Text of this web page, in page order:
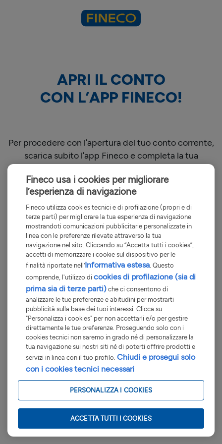
APRI IL CONTO
CON L’APP FINECO!
Per procedere con l’apertura del tuo conto corrente,
scarica subito l’app Fineco e completa la tua
Ricordati di inserire il codice FINECO-FZper
ottenere la tua promozione.
Fineco usa i cookies per migliorare
l’esperienza di navigazione
Fineco utilizza cookies tecnici e di profilazione (propri e di
terze parti) per migliorare la tua esperienza di navigazione
mostrandoti comunicazioni pubblicitarie personalizzate in
linea con le preferenze rilevate attraverso la tua
navigazione nel sito. Cliccando su “Accetta tutti i cookies”,
accetti di memorizzare i cookie sul dispositivo per le
finalità riportate nell’Informativa estesa. Questo
comprende, l'utilizzo di cookies di profilazione (sia di
prima sia di terze parti)che ci consentono di
analizzare le tue preferenze e abitudini per mostrarti
pubblicità sulla base dei tuoi interessi. Clicca su
"Personalizza i cookies" per non accettarli e/o per gestire
direttamente le tue preferenze. Proseguendo solo con i
cookies tecnici non saremo in grado né di personalizzare la
tua navigazione sui nostri siti né di poterti offrire prodotti e
servizi in linea con il tuo profilo. Chiudi e prosegui solo
con i cookies tecnici necessari
PERSONALIZZA I COOKIES
ACCETTA TUTTI I COOKIES